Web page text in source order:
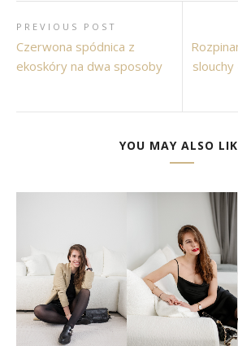
PREVIOUS POST
Czerwona spódnica z
ekoskóry na dwa sposoby
YOU MAY ALSO